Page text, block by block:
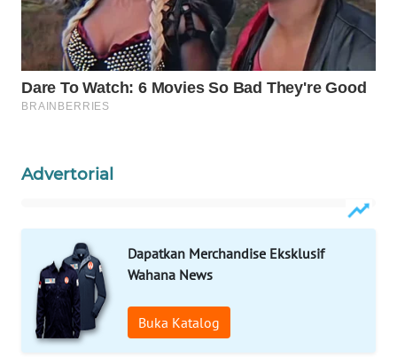
Advertorial
Dapatkan Merchandise Eksklusif
Wahana News
Buka Katalog
MAWAKA
ID
MARTABAT
NET
WATCH
LPKKI
LKKI
KOPEKLIN